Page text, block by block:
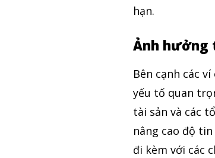
hạn.
Ảnh hưởng
Bên cạnh các
yếu tố quan
tài sản và các
nâng cao độ
đi kèm với các